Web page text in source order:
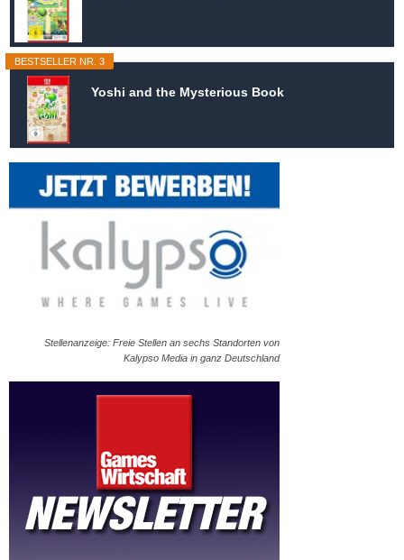
BESTSELLER NR. 3
Yoshi and the Mysterious Book
Stellenanzeige: Freie Stellen an sechs Standorten von
Kalypso Media in ganz Deutschland